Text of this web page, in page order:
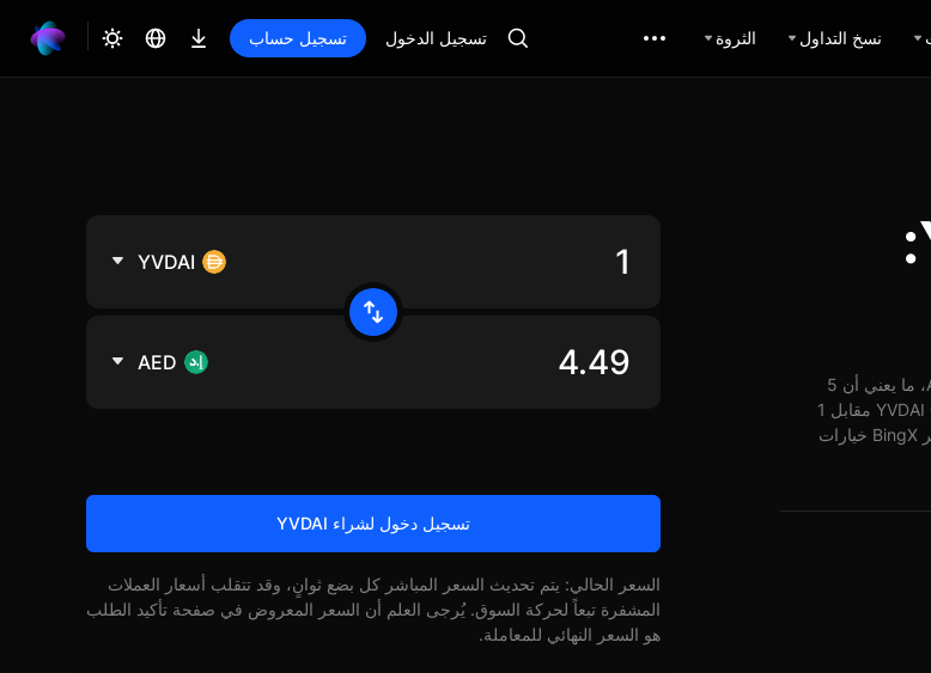
نسخ التداول الثروة تسجيل الدخول تسجيل حساب
حاسبة تبديل YvDAI AED:
اعتباراً من 05-08-2026، الساعة 22:34 (UTC)، يُمكن تبديل 1 YVDAI إلى 4.49 AED، ما يعني أن 5
YVDAI تساوي حوالي 22.45 AED. وبأسعار الوقت الفعلي، يُمكن شراء ما يقارب 0.22 YVDAI مقابل 1
AED. شهد سعر YVDAI مقابل AED على مدار 24 ساعة انخفاض بنسبة -0.050%. توفر BingX خيارات
YVDAI
AED
تسجيل دخول لشراء YVDAI
السعر الحالي: يتم تحديث السعر المباشر كل بضع ثوانٍ، وقد تتقلب أسعار العملات
المشفرة تبعاً لحركة السوق. يُرجى العلم أن السعر المعروض في صفحة تأكيد الطلب
هو السعر النهائي للمعاملة.